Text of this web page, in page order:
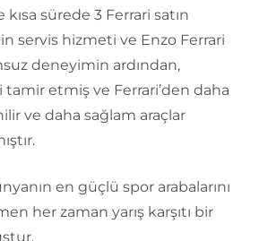
kısa sürede 3 Ferrari satın
servis hizmeti ve Enzo Ferrari
deneyimin ardından,
tamir etmiş ve Ferrari’den daha
ve daha sağlam araçlar
en güçlü spor arabalarını
her zaman yarış karşıtı bir